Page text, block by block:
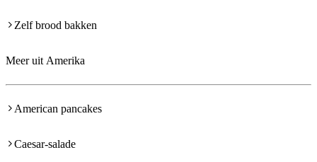
Zelf brood bakken
Meer uit Amerika
American pancakes
Caesar-salade